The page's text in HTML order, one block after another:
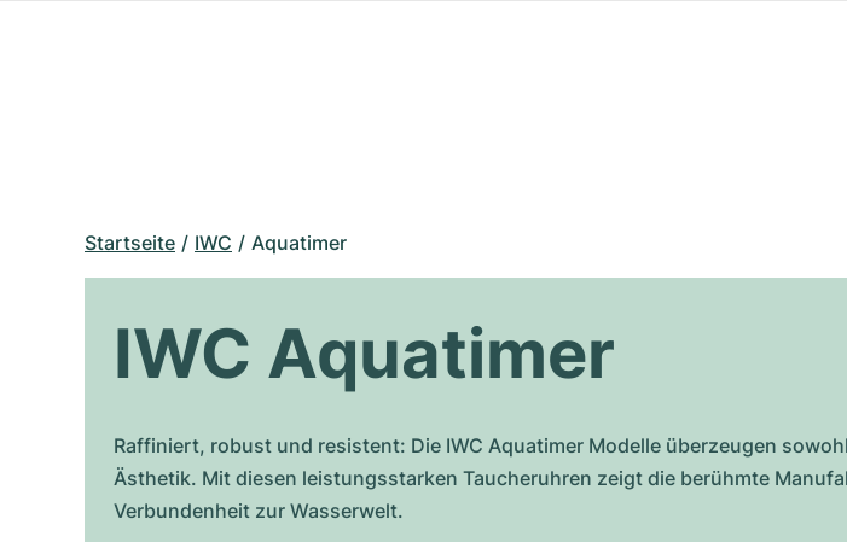
Startseite IWC Aquatimer
IWC Aquatimer
Raffiniert, robust und resistent: Die IWC Aquatimer Modelle überzeugen
Ästhetik. Mit diesen leistungsstarken Taucheruhren zeigt die berühmte
Verbundenheit zur Wasserwelt.